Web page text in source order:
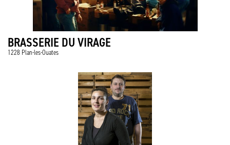
BRASSERIE DU VIRAGE
1228 Plan-les-Ouates